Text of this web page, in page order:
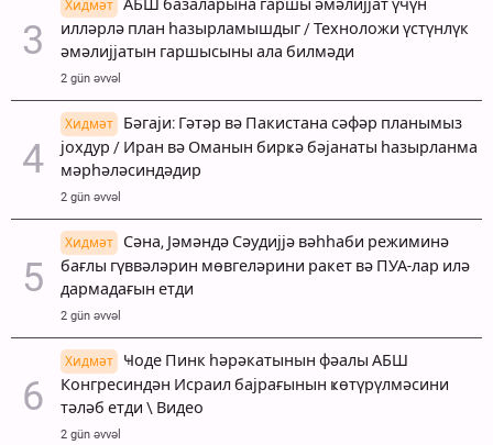
Хидмәт
АБШ базаларына гаршы әмәлијјат үчүн
илләрлә план һазырламышдыг / Техноложи үстүнлүк
әмәлијјатын гаршысыны ала билмәди
2 gün əvvəl
Хидмәт
Бәгаји: Гәтәр вә Пакистана сәфәр планымыз
јохдур / Иран вә Оманын бирҝә бәјанаты һазырланма
мәрһәләсиндәдир
2 gün əvvəl
Хидмәт
Сәна, Јәмәндә Сәудијјә вәһһаби режиминә
бағлы гүввәләрин мөвгеләрини ракет вә ПУА-лар илә
дармадағын етди
2 gün əvvəl
Хидмәт
Ҹоде Пинк һәрәкатынын фәалы АБШ
Конгресиндән Исраил бајрағынын ҝөтүрүлмәсини
тәләб етди \ Видео
2 gün əvvəl